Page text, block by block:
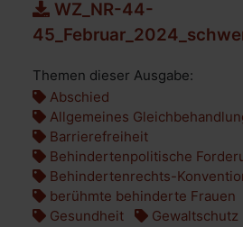
WZ_NR-44-
Themen dieser Ausgabe:
Abschied
Allgemeines
Barrierefreiheit
Behindertenpolitische
Behindertenrechts-
berühmte behinderte Frauen
Gesundheit
Gewaltschutz